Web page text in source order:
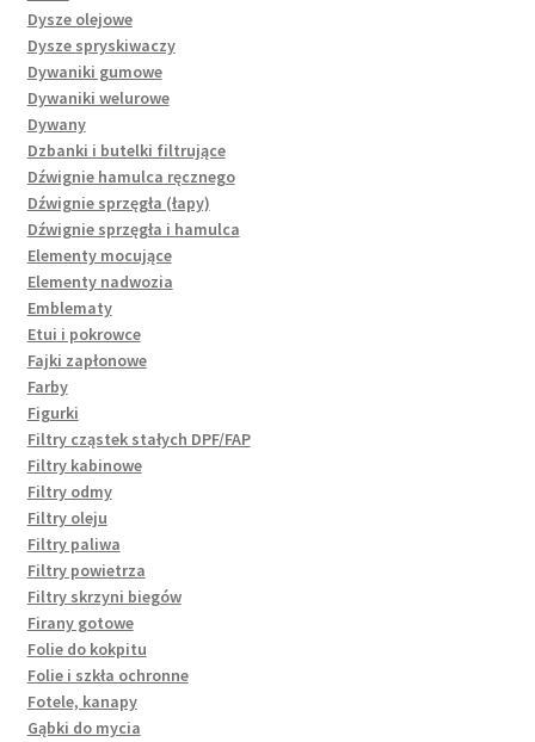
Dysze olejowe
Dysze spryskiwaczy
Dywaniki gumowe
Dywaniki welurowe
Dywany
Dzbanki i butelki filtrujące
Dźwignie hamulca ręcznego
Dźwignie sprzęgła (łapy)
Dźwignie sprzęgła i hamulca
Elementy mocujące
Elementy nadwozia
Emblematy
Etui i pokrowce
Fajki zapłonowe
Farby
Figurki
Filtry cząstek stałych DPF/FAP
Filtry kabinowe
Filtry odmy
Filtry oleju
Filtry paliwa
Filtry powietrza
Filtry skrzyni biegów
Firany gotowe
Folie do kokpitu
Folie i szkła ochronne
Fotele, kanapy
Gąbki do mycia